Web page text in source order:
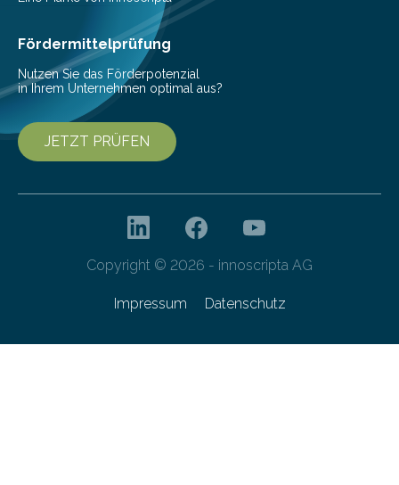
Fördermittelprüfung
Nutzen Sie das Förderpotenzial
in Ihrem Unternehmen optimal aus?
JETZT PRÜFEN
Copyright © 2026 - innoscripta AG
Impressum Datenschutz